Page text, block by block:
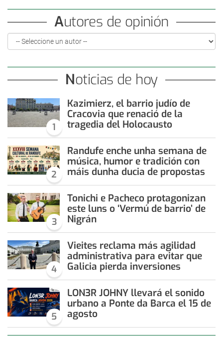
Autores de opinión
Noticias de hoy
1
Kazimierz, el barrio judío de
Cracovia que renació de la
tragedia del Holocausto
2
Randufe enche unha semana de
música, humor e tradición con
máis dunha ducia de propostas
3
Tonichi e Pacheco protagonizan
este luns o ‘Vermú de barrio’ de
Nigrán
4
Vieites reclama más agilidad
administrativa para evitar que
Galicia pierda inversiones
5
LON3R JOHNY llevará el sonido
urbano a Ponte da Barca el 15 de
agosto